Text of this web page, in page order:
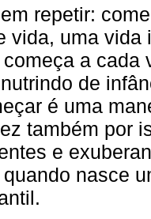
repetir:
vida, uma
a cada
de
é uma
também por
e
nasce